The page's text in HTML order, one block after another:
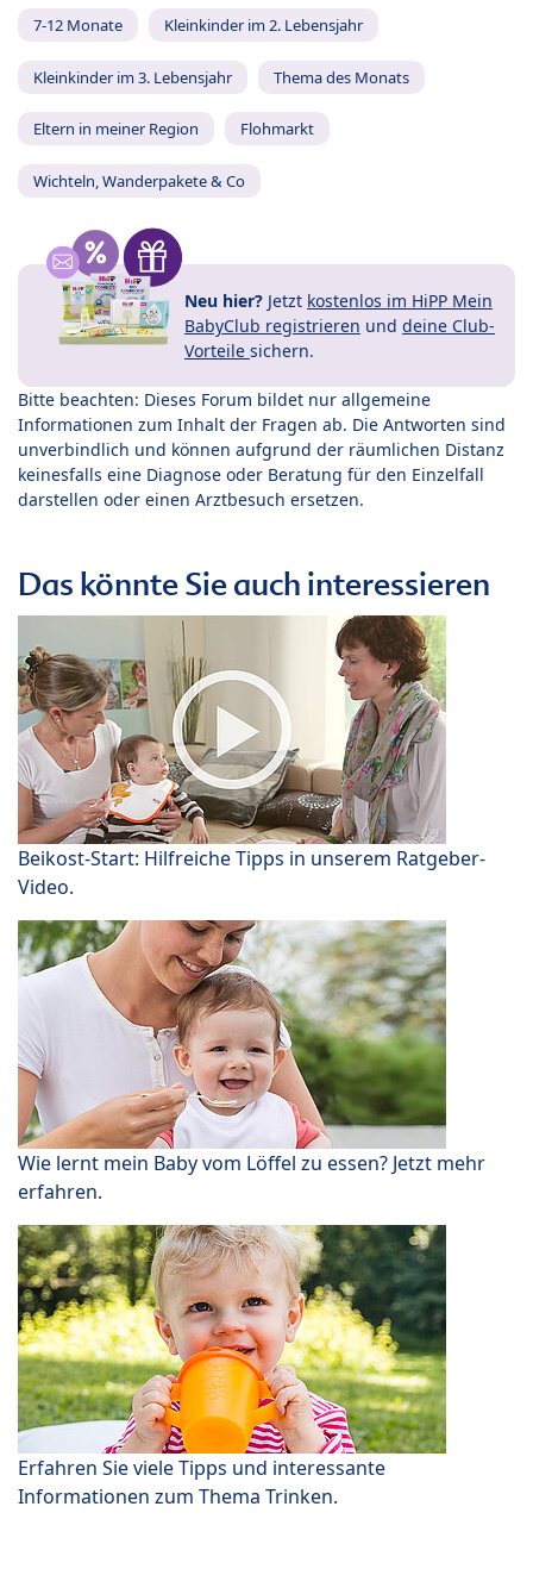
7-12 Monate Kleinkinder im 2. Lebensjahr
Kleinkinder im 3. Lebensjahr Thema des Monats
Eltern in meiner Region Flohmarkt
Wichteln, Wanderpakete & Co
Neu hier? Jetzt kostenlos im HiPP Mein
BabyClub registrieren und deine Club-
Vorteile sichern.
Bitte beachten: Dieses Forum bildet nur allgemeine
Informationen zum Inhalt der Fragen ab. Die Antworten sind
unverbindlich und können aufgrund der räumlichen Distanz
keinesfalls eine Diagnose oder Beratung für den Einzelfall
darstellen oder einen Arztbesuch ersetzen.
Das könnte Sie auch interessieren
Beikost-Start: Hilfreiche Tipps in unserem Ratgeber-
Video.
Wie lernt mein Baby vom Löffel zu essen? Jetzt mehr
erfahren.
Erfahren Sie viele Tipps und interessante
Informationen zum Thema Trinken.